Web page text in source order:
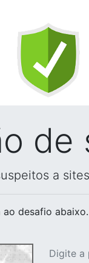
de
a
ao desafio abaixo.
Digite a